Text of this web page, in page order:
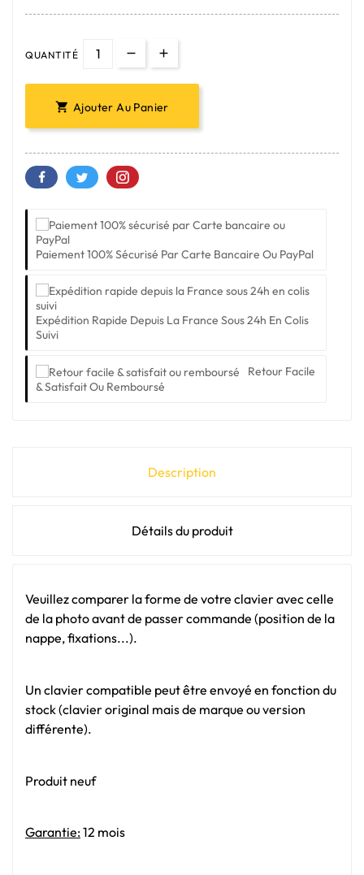
QUANTITÉ
 Ajouter Au Panier
Paiement 100% Sécurisé Par Carte Bancaire Ou PayPal
Expédition Rapide Depuis La France Sous 24h En Colis
Suivi
Retour Facile
& Satisfait Ou Remboursé
Description
Détails du produit
Veuillez comparer la forme de votre clavier avec celle
de la photo avant de passer commande (position de la
nappe, fixations...).
Un clavier compatible peut être envoyé en fonction du
stock (clavier original mais de marque ou version
différente).
Produit neuf
Garantie:12 mois